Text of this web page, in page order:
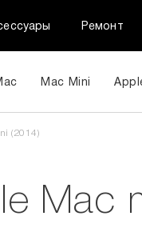
Ремонт
Mac Mini
(2014)
Mac